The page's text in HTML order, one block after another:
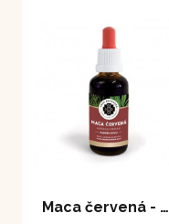
Maca červená - extrakt 50 ml